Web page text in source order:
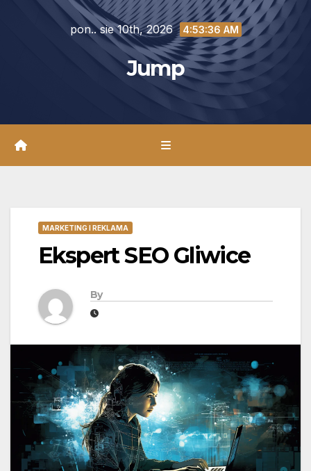
pon.. sie 10th, 2026 4:53:37 AM
Jump
MARKETING I REKLAMA
Ekspert SEO Gliwice
By